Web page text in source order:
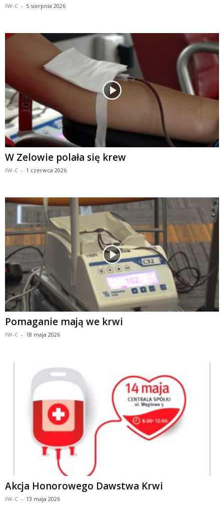
IW-C - 5 sierpnia 2026
W Zelowie polała się krew
IW-C - 1 czerwca 2026
Pomaganie mają we krwi
IW-C - 18 maja 2026
Akcja Honorowego Dawstwa Krwi
IW-C - 13 maja 2026